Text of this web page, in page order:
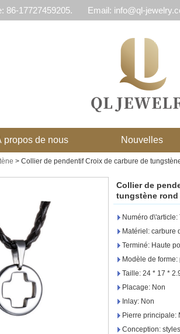
86-17727459205. Email: info@ql-
propos de nous Nouvelles
> Collier de pendentif Croix de carbure de
Collier de
tungstène
Numéro d\'article:
Matériel: carbure
Terminé: Haute
Modèle de
Taille: 24 * 17 *
Placage: Non
Inlay: Non
Pierre principale:
Conception: